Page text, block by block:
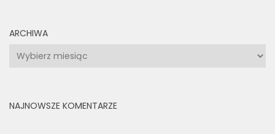
ARCHIWA
Archiwa
NAJNOWSZE KOMENTARZE